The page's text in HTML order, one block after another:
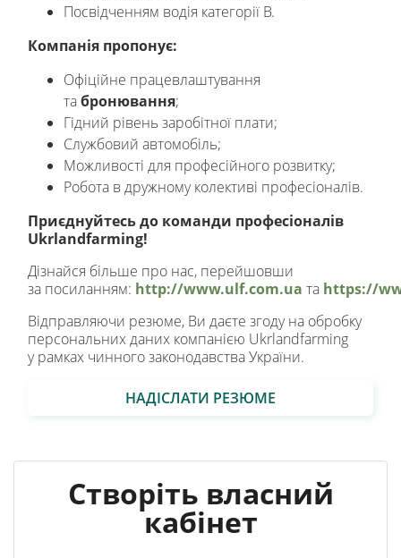
Посвідченням водія категорії В.
Компанія пропонує:
Офіційне працевлаштування
табронювання;
Гідний рівень заробітної плати;
Службовий автомобіль;
Можливості для професійного розвитку;
Робота в дружному колективі професіоналів.
Приєднуйтесь до команди професіоналів
Ukrlandfarming!
Дізнайся більше про нас, перейшовши
за посиланням: http://www.ulf.com.ua та https://
Відправляючи резюме, Ви даєте згоду на обробку
персональних даних компанією Ukrlandfarming
у рамках чинного законодавства України.
НАДІСЛАТИ РЕЗЮМЕ
Створіть власний
кабінет